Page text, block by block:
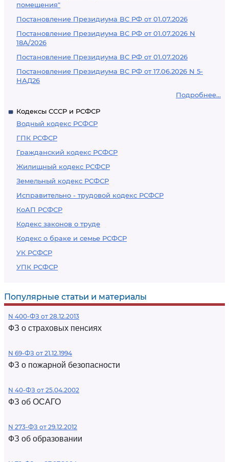
помещения"
Постановление Президиума ВС РФ от 01.07.2026
Постановление Президиума ВС РФ от 01.07.2026 N
18А/2026
Постановление Президиума ВС РФ от 01.07.2026
Постановление Президиума ВС РФ от 17.06.2026 N 5-
НАД26
Подробнее...
Кодексы СССР и РСФСР
Водный кодекс РСФСР
ГПК РСФСР
Гражданский кодекс РСФСР
Жилищный кодекс РСФСР
Земельный кодекс РСФСР
Исправительно - трудовой кодекс РСФСР
КоАП РСФСР
Кодекс законов о труде
Кодекс о браке и семье РСФСР
УК РСФСР
УПК РСФСР
Популярные статьи и материалы
N 400-ФЗ от 28.12.2013
ФЗ о страховых пенсиях
N 69-ФЗ от 21.12.1994
ФЗ о пожарной безопасности
N 40-ФЗ от 25.04.2002
ФЗ об ОСАГО
N 273-ФЗ от 29.12.2012
ФЗ об образовании